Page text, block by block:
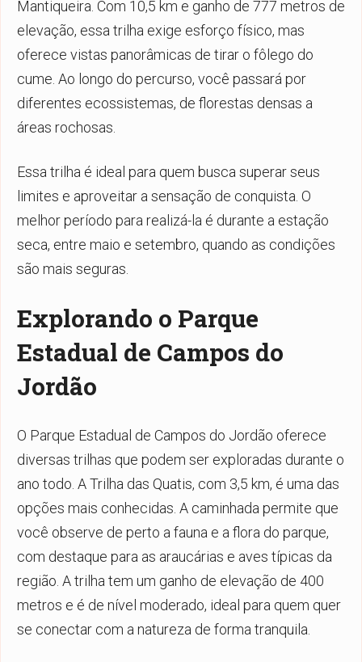
Mantiqueira. Com 10,5 km e ganho de 777 metros de
elevação, essa trilha exige esforço físico, mas
oferece vistas panorâmicas de tirar o fôlego do
cume. Ao longo do percurso, você passará por
diferentes ecossistemas, de florestas densas a
áreas rochosas.
Essa trilha é ideal para quem busca superar seus
limites e aproveitar a sensação de conquista. O
melhor período para realizá-la é durante a estação
seca, entre maio e setembro, quando as condições
são mais seguras.
Explorando o Parque
Estadual de Campos do
Jordão
O Parque Estadual de Campos do Jordão oferece
diversas trilhas que podem ser exploradas durante o
ano todo. A Trilha das Quatis, com 3,5 km, é uma das
opções mais conhecidas. A caminhada permite que
você observe de perto a fauna e a flora do parque,
com destaque para as araucárias e aves típicas da
região. A trilha tem um ganho de elevação de 400
metros e é de nível moderado, ideal para quem quer
se conectar com a natureza de forma tranquila.